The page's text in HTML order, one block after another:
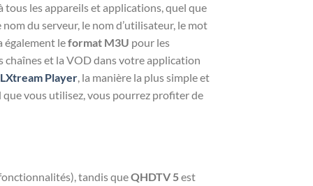
les appareils et applications, quel que
nom du serveur, le nom d’utilisateur, le mot
également leformat M3U pour les
et la VOD dans votre application
LXtream Player, la manière la plus simple et
vous utilisez, vous pourrez profiter de
tandis queQHDTV 5est